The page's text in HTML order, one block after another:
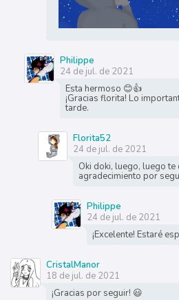
Philippe
24 de jul. de 2021
Esta hermoso 😊👍
¡Gracias florita! Lo
tarde.
Florita52
24 de jul. de 2021
Oki doki, luego, luego
agradecimiento por
Philippe
24 de jul. de 2021
¡Excelente! Estaré
CristalManor
18 de jul. de 2021
¡Gracias por seguir! 😃